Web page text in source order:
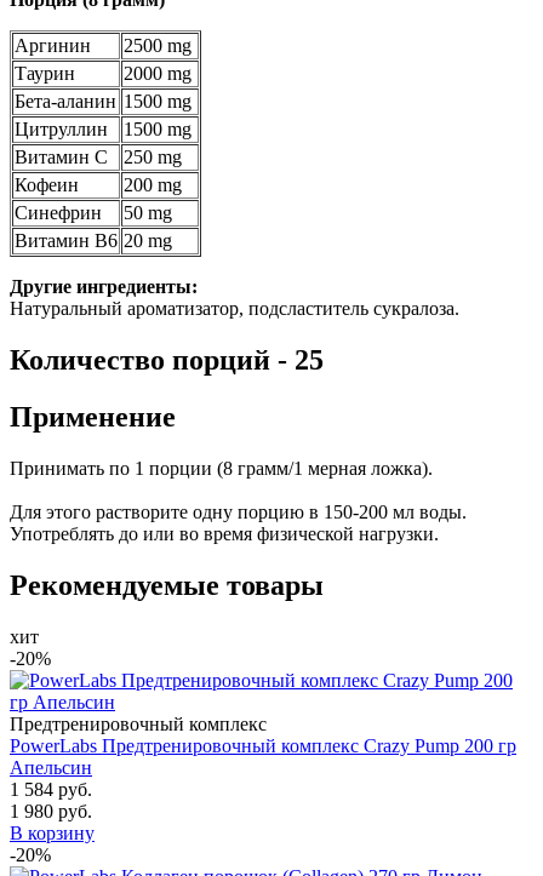
Аргинин
2500 mg
Таурин
2000 mg
Бета-аланин 1500 mg
Цитруллин
1500 mg
Витамин С
250 mg
Кофеин
200 mg
Синефрин
50 mg
Витамин B6 20 mg
Другие ингредиенты:
Натуральный ароматизатор, подсластитель сукралоза.
Количество порций - 25
Применение
Принимать по 1 порции (8 грамм/1 мерная ложка).
Для этого растворите одну порцию в 150-200 мл воды.
Употреблять до или во время физической нагрузки.
Рекомендуемые товары
хит
-20%
Предтренировочный комплекс
PowerLabs Предтренировочный комплекс Crazy Pump 200 гр
Апельсин
1 584 руб.
1 980 руб.
В корзину
-20%